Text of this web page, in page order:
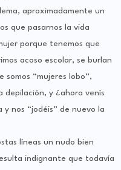
aproximadamente un
que pasarnos la vida
porque tenemos que
acoso escolar, se burlan
somos “mujeres lobo”,
depilación, y ¿ahora venís
nos “jodéis” de nuevo la
líneas un nudo bien
indignante que todavía